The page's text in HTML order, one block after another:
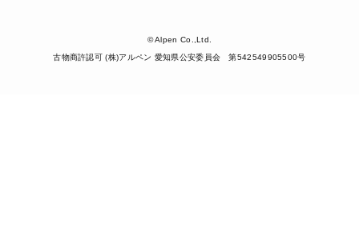
© Alpen Co.,Ltd.
古物商許認可 (株)アルペン 愛知県公安委員会 第542549905500号